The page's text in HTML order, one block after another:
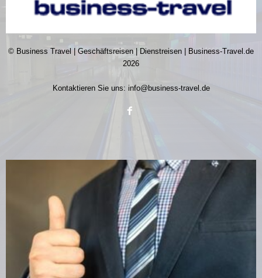
© Business Travel | Geschäftsreisen | Dienstreisen | Business-Travel.de
2026
Kontaktieren Sie uns: info@business-travel.de